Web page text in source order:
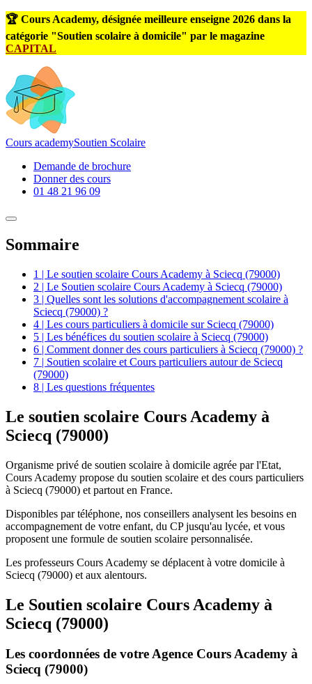
🏆 Cours Academy, désignée meilleure enseigne 2026 dans la
catégorie "Soutien scolaire à domicile" par le magazine
CAPITAL
Cours academySoutien Scolaire
Demande de brochure
Donner des cours
01 48 21 96 09
Sommaire
1 | Le soutien scolaire Cours Academy à Sciecq (79000)
2 | Le Soutien scolaire Cours Academy à Sciecq (79000)
3 | Quelles sont les solutions d'accompagnement scolaire à
Sciecq (79000) ?
4 | Les cours particuliers à domicile sur Sciecq (79000)
5 | Les bénéfices du soutien scolaire à Sciecq (79000)
6 | Comment donner des cours particuliers à Sciecq (79000) ?
7 | Soutien scolaire et Cours particuliers autour de Sciecq
(79000)
8 | Les questions fréquentes
Le soutien scolaire Cours Academy à
Sciecq (79000)
Organisme privé de soutien scolaire à domicile agrée par l'Etat,
Cours Academy propose du soutien scolaire et des cours particuliers
à Sciecq (79000) et partout en France.
Disponibles par téléphone, nos conseillers analysent les besoins en
accompagnement de votre enfant, du CP jusqu'au lycée, et vous
proposent une formule de soutien scolaire personnalisée.
Les professeurs Cours Academy se déplacent à votre domicile à
Sciecq (79000) et aux alentours.
Le Soutien scolaire Cours Academy à
Sciecq (79000)
Les coordonnées de votre Agence Cours Academy à
Sciecq (79000)